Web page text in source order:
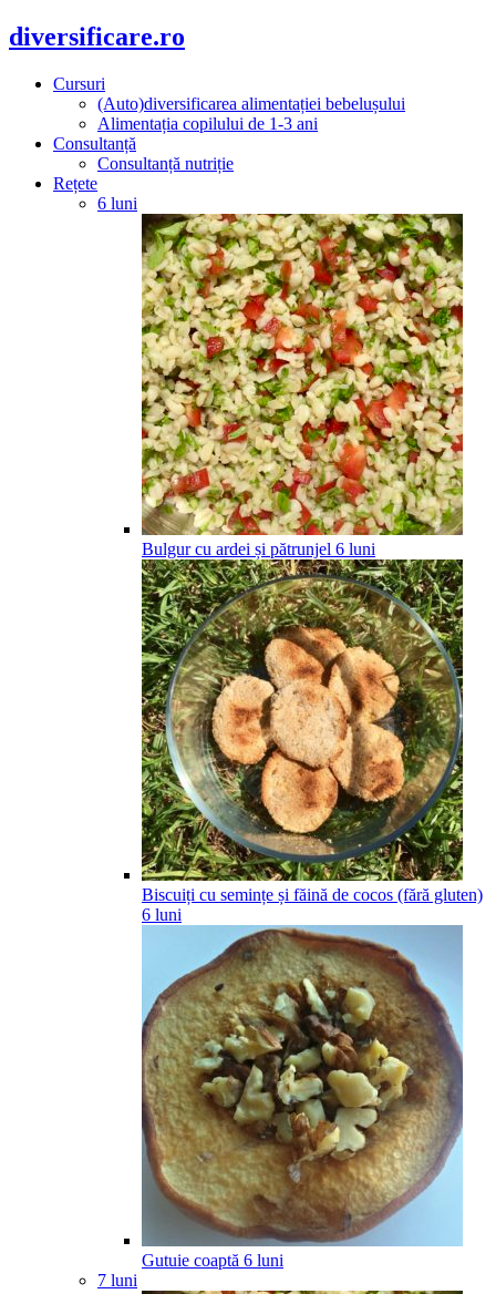
diversificare.ro
Cursuri
(Auto)diversificarea alimentației bebelușului
Alimentația copilului de 1-3 ani
Consultanță
Consultanță nutriție
Rețete
6 luni
Bulgur cu ardei și pătrunjel 6 luni
Biscuiți cu semințe și făină de cocos (fără gluten)
6 luni
Gutuie coaptă 6 luni
7 luni